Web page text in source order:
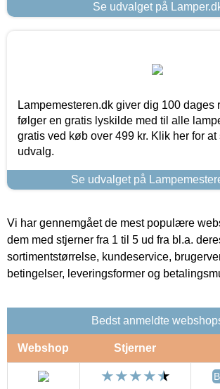
Se udvalget på
Lampemesteren.dk giver dig 100 dages
følger en gratis lyskilde med til alle
gratis ved køb over 499 kr. Klik her for at
udvalg.
Se udvalget på
Vi har gennemgået de mest populære
dem med stjerner fra 1 til 5 ud fra bl.a.
sortimentstørrelse, kundeservice,
betingelser, leveringsformer og
Bedst anmeldte
Webshop Stjerner